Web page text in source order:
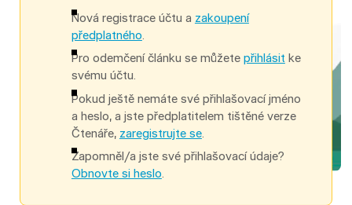
Nová registrace účtu a zakoupení
předplatného.
Pro odemčení článku se můžete přihlásit ke
svému účtu.
Pokud ještě nemáte své přihlašovací jméno
a heslo, a jste předplatitelem tištěné verze
Čtenáře, zaregistrujte se.
Zapomněl/a jste své přihlašovací údaje?
Obnovte si heslo